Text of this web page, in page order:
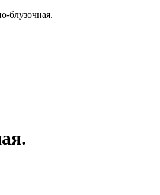
блузочная.